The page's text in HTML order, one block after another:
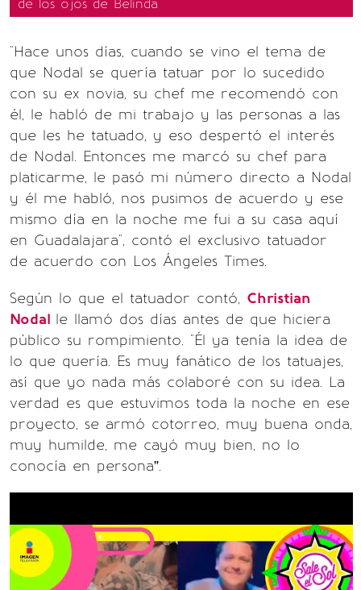
de los ojos de Belinda
"Hace unos días, cuando se vino el tema de
que Nodal se quería tatuar por lo sucedido
con su ex novia, su chef me recomendó con
él, le habló de mi trabajo y las personas a las
que les he tatuado, y eso despertó el interés
de Nodal. Entonces me marcó su chef para
platicarme, le pasó mi número directo a Nodal
y él me habló, nos pusimos de acuerdo y ese
mismo día en la noche me fui a su casa aquí
en Guadalajara", contó el exclusivo tatuador
de acuerdo con Los Ángeles Times.
Según lo que el tatuador contó, Christian
Nodal le llamó dos días antes de que hiciera
público su rompimiento. "Él ya tenía la idea de
lo que quería. Es muy fanático de los tatuajes,
así que yo nada más colaboré con su idea. La
verdad es que estuvimos toda la noche en ese
proyecto, se armó cotorreo, muy buena onda,
muy humilde, me cayó muy bien, no lo
conocía en persona”.